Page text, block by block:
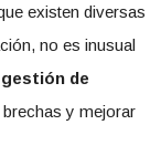
existen diversas
no es inusual
gestión de
y mejorar